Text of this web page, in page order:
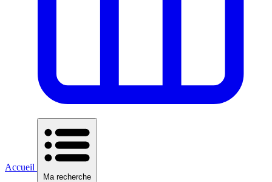
Accueil
Ma recherche